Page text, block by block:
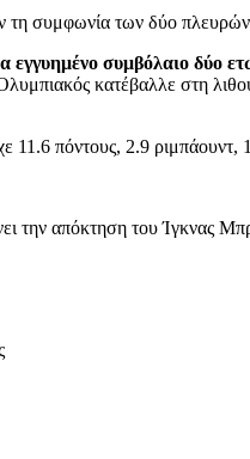
συμφωνία των δύο πλευρών
εγγυημένο συμβόλαιο δύο
Ολυμπιακός κατέβαλλε στη
11.6 πόντους, 2.9
απόκτηση του Ίγκνας